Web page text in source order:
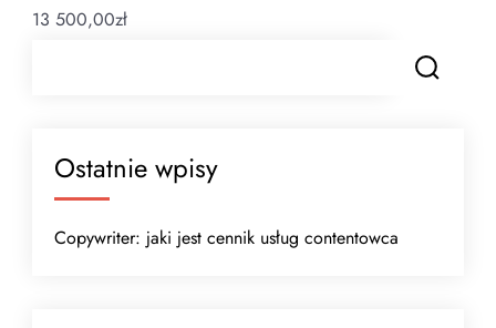
13 500,00zł
Ostatnie wpisy
Copywriter: jaki jest cennik usług contentowca